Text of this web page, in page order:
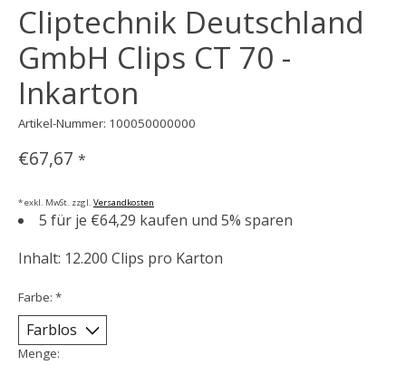
Cliptechnik Deutschland
GmbH Clips CT 70 -
Inkarton
Artikel-Nummer: 100050000000
€67,67 *
* exkl. MwSt. zzgl. Versandkosten
5 für je €64,29 kaufen und 5% sparen
Inhalt: 12.200 Clips pro Karton
Farbe: *
Menge: